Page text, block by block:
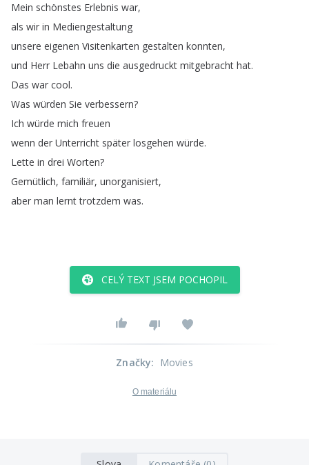
Mein schönstes Erlebnis war,
als wir in Mediengestaltung
unsere eigenen Visitenkarten gestalten konnten,
und Herr Lebahn uns die ausgedruckt mitgebracht hat.
Das war cool.
Was würden Sie verbessern?
Ich würde mich freuen
wenn der Unterricht später losgehen würde.
Lette in drei Worten?
Gemütlich, familiär, unorganisiert,
aber man lernt trotzdem was.
CELÝ TEXT JSEM POCHOPIL
Značky: Movies
O materiálu